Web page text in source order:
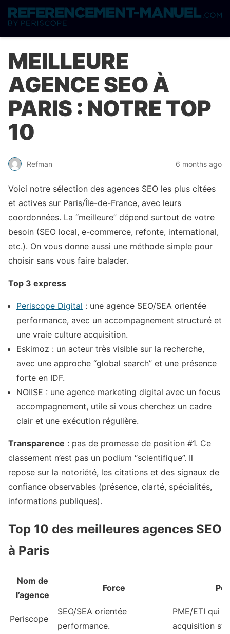
MEILLEURE
AGENCE SEO À
PARIS : NOTRE TOP
10
Refman 6 months ago
Voici notre sélection des agences SEO les plus citées
et actives sur Paris/Île-de-France, avec leurs
coordonnées. La “meilleure” dépend surtout de votre
besoin (SEO local, e-commerce, refonte, international,
etc.). On vous donne aussi une méthode simple pour
choisir sans vous faire balader.
Top 3 express
Periscope Digital : une agence SEO/SEA orientée
performance, avec un accompagnement structuré et
une vraie culture acquisition.
Eskimoz : un acteur très visible sur la recherche,
avec une approche “global search” et une présence
forte en IDF.
NOIISE : une agence marketing digital avec un focus
accompagnement, utile si vous cherchez un cadre
clair et une exécution régulière.
Transparence : pas de promesse de position #1. Ce
classement n’est pas un podium “scientifique”. Il
repose sur la notoriété, les citations et des signaux de
confiance observables (présence, clarté, spécialités,
informations publiques).
Top 10 des meilleures agences SEO
à Paris
Nom de
l’agence
Force
Periscope
SEO/SEA orientée
performance.
PME/ETI qui
acquisition